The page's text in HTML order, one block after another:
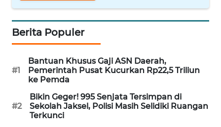
Berita Populer
#1
Bantuan Khusus Gaji ASN Daerah,
Pemerintah Pusat Kucurkan Rp22,5 Triliun
ke Pemda
#2
Bikin Geger! 995 Senjata Tersimpan di
Sekolah Jaksel, Polisi Masih Selidiki Ruangan
Terkunci
WN
SULTRA
WN
NTB
WN
SULTENG